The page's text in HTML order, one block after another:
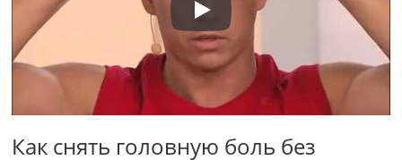
Как снять головную боль без